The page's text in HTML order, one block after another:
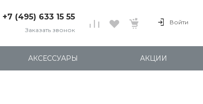
+7 (495) 633 15 55
д. 24с7
Пт: 11:00-20:00
Заказать звонок
Войти
АКСЕССУАРЫ АКЦИИ